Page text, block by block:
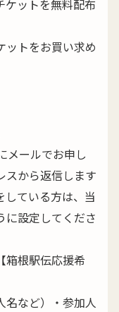
ケットを無料配布
ットをお買い求め
メールでお申し
スから返信します
している方は、当
に設定してくださ
箱根駅伝応援希
など）・参加人